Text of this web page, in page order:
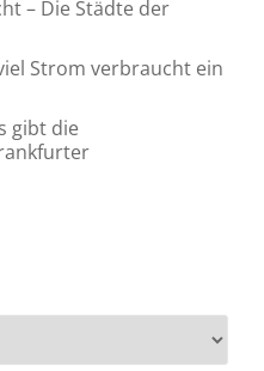
und
– Die Städte der
Strom verbraucht ein
gibt die